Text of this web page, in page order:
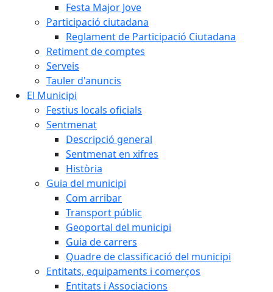
Festa Major Jove
Participació ciutadana
Reglament de Participació Ciutadana
Retiment de comptes
Serveis
Tauler d'anuncis
El Municipi
Festius locals oficials
Sentmenat
Descripció general
Sentmenat en xifres
Història
Guia del municipi
Com arribar
Transport públic
Geoportal del municipi
Guia de carrers
Quadre de classificació del municipi
Entitats, equipaments i comerços
Entitats i Associacions